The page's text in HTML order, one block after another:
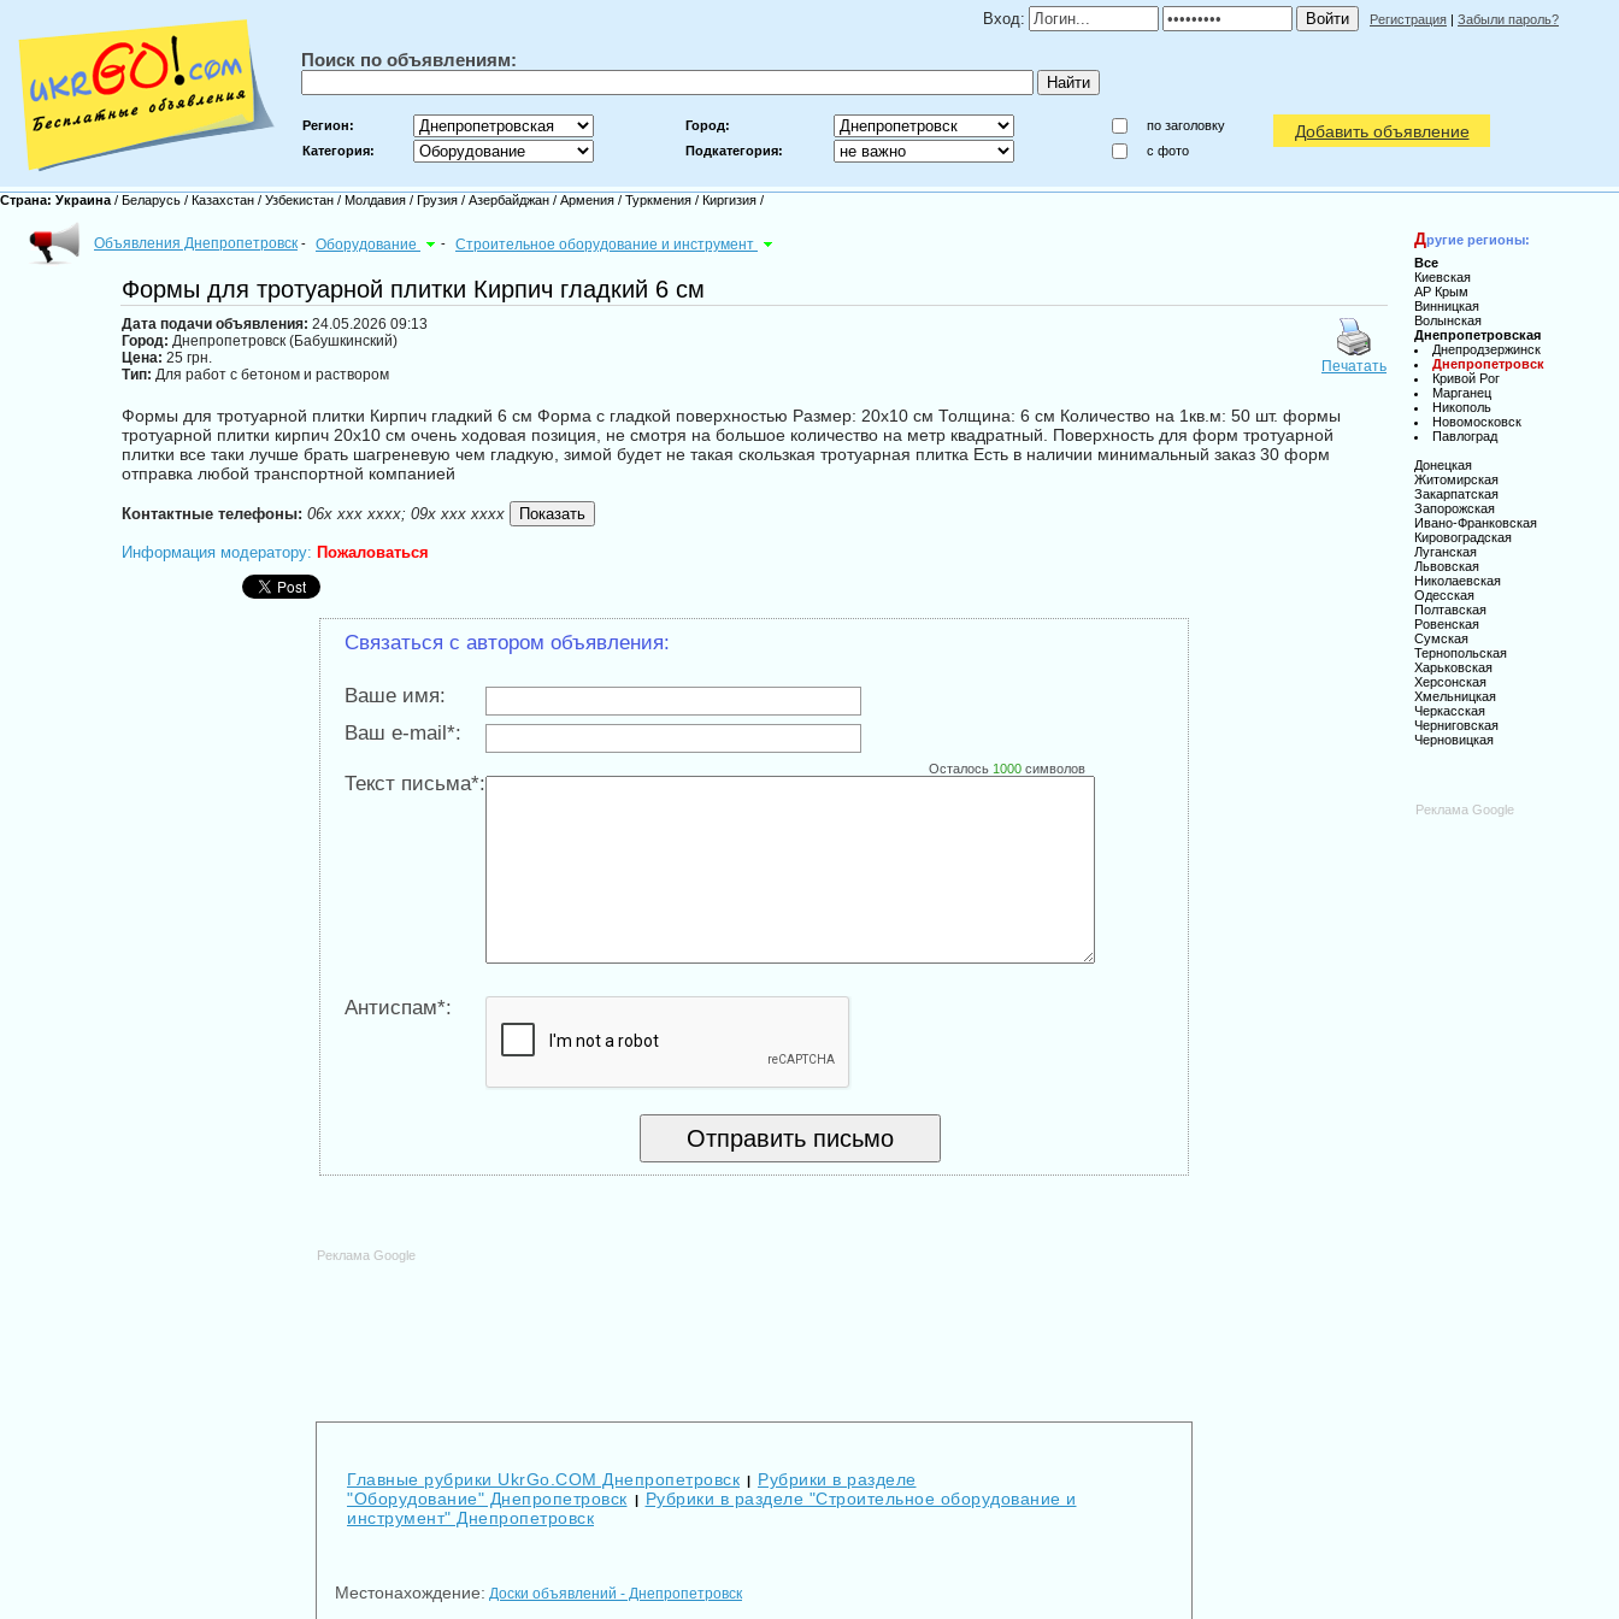
Вход: Регистрация | Забыли пароль?
Поиск по объявлениям:
Регион: Город:
по заголовку
Категория:
Подкатегория: c фото
Добавить объявление
Страна: Украина / Беларусь / Казахстан / Узбекистан / Молдавия / Грузия / Азербайджан / Армения / Туркмения / Киргизия /
Объявления Днепропетровск - Оборудование - Строительное оборудование и инструмент
Формы для тротуарной плитки Кирпич гладкий 6 см
Дата подачи объявления: 24.05.2026 09:13
Город: Днепропетровск (Бабушкинский)
Цена: 25 грн.
Тип: Для работ с бетоном и раствором Печатать
Формы для тротуарной плитки Кирпич гладкий 6 см Форма с гладкой поверхностью Размер: 20х10 см Толщина: 6 см Количество на 1кв.м: 50 шт. формы
тротуарной плитки кирпич 20х10 см очень ходовая позиция, не смотря на большое количество на метр квадратный. Поверхность для форм тротуарной
плитки все таки лучше брать шагреневую чем гладкую, зимой будет не такая скользкая тротуарная плитка Есть в наличии минимальный заказ 30 форм
отправка любой транспортной компанией
Контактные телефоны: 06x xxx xxxx; 09x xxx xxxx
Информация модератору: Пожаловаться
Связаться с автором объявления:
Ваше имя:
Ваш e-mail*:
Текст письма*:
Осталось 1000 символов
Антиспам*:
Реклама Google
Главные рубрики UkrGo.COM Днепропетровск | Рубрики в разделе
"Оборудование" Днепропетровск | Рубрики в разделе "Строительное оборудование и
инструмент" Днепропетровск
Местонахождение: Доски объявлений - Днепропетровск
Другие регионы:
Все
Киевская
АР Крым
Винницкая
Волынская
Днепропетровская
Днепродзержинск
Днепропетровск
Кривой Рог
Марганец
Никополь
Новомосковск
Павлоград
Донецкая
Житомирская
Закарпатская
Запорожская
Ивано-Франковская
Кировоградская
Луганская
Львовская
Николаевская
Одесская
Полтавская
Ровенская
Сумская
Тернопольская
Харьковская
Херсонская
Хмельницкая
Черкасская
Черниговская
Черновицкая
Реклама Google